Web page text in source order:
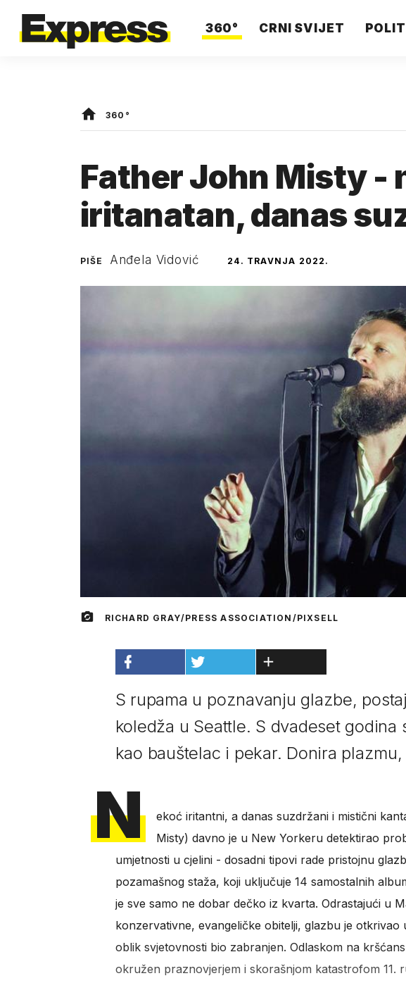
360° CRNI SVIJET
360°
Father John Misty -
iritanatan, danas
PIŠE Anđela Vidović 24. TRAVNJA 2022.
RICHARD GRAY/PRESS ASSOCIATION/PIXSELL
S rupama u poznavanju glazbe,
koledža u Seattle. S dvadeset godina
kao bauštelac i pekar. Donira
N
ekoć iritantni, a danas suzdržani i mistični
Misty) davno je u New Yorkeru detektirao
umjetnosti u cjelini - dosadni tipovi rade pristojnu
pozamašnog staža, koji uključuje 14 samostalnih
je sve samo ne dobar dečko iz kvarta. Odrastajući u
konzervativne, evangeličke obitelji, glazbu je
oblik svjetovnosti bio zabranjen. Odlaskom na
okružen praznovjerjem i skorašnjom katastrofom 11.